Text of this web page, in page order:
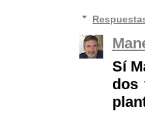
Sí
dos